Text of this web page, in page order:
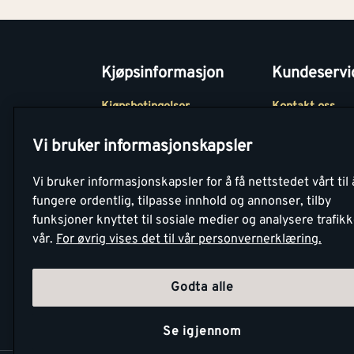
Kjøpsinformasjon
Kjøpsbetingelser
Betaling
Retur- og
angrerettsskjema
Kontakt oss
Montér Bedrift
Vi bruker informasjonskapsler
Vi bruker informasjonskapsler for å få nettstedet vårt til
fungere ordentlig, tilpasse innhold og annonser, tilby
funksjoner knyttet til sosiale medier og analysere
vår. For øvrig vises det til vår personvernerklæring.
Godta alle
Se igjennom